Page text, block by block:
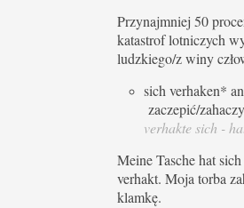
Przynajmniej 50
katastrof lotniczych
ludzkiego/z winy
sich verhaken*
zaczepić/
verhakte sich -
Meine Tasche hat
verhakt. Moja torba
klamkę.